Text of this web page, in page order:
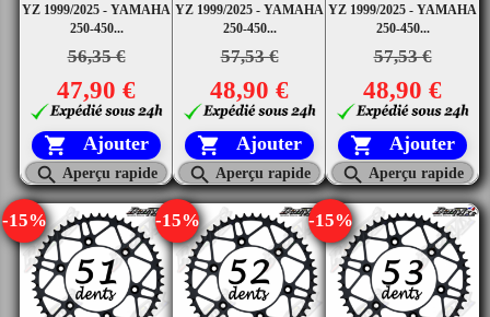
YZ 1999/2025 - YAMAHA
250-450...
56,35 €
47,90 €
 Ajouter
 Aperçu rapide
YZ 1999/2025 - YAMAHA
250-450...
57,53 €
48,90 €
 Ajouter
 Aperçu rapide
YZ 1999/2025 - YAMAHA
250-450...
57,53 €
48,90 €
 Ajouter
 Aperçu rapide
-15% -15% -15%